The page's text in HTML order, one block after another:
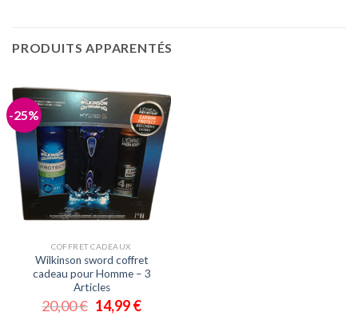
PRODUITS APPARENTÉS
-25%
COFFRET CADEAUX
Wilkinson sword coffret
cadeau pour Homme – 3
Articles
20,00€ 14,99€